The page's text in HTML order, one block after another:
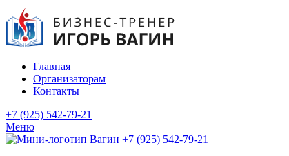
Главная
Организаторам
Контакты
+7 (925) 542-79-21
Меню
+7 (925) 542-79-21